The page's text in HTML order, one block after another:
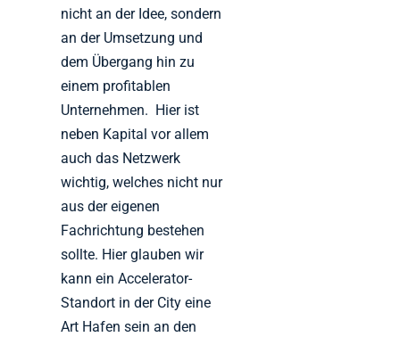
nicht an der Idee, sondern
an der Umsetzung und
dem Übergang hin zu
einem profitablen
Unternehmen. Hier ist
neben Kapital vor allem
auch das Netzwerk
wichtig, welches nicht nur
aus der eigenen
Fachrichtung bestehen
sollte. Hier glauben wir
kann ein Accelerator-
Standort in der City eine
Art Hafen sein an den